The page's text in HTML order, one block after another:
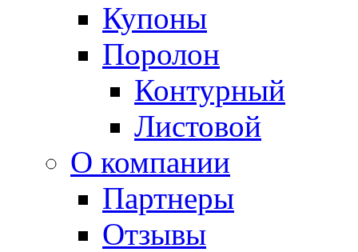
Купоны
Поролон
Контурный
Листовой
О компании
Партнеры
Отзывы